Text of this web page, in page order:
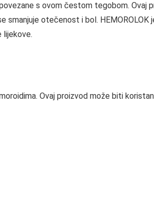
s ovom čestom tegobom. Ovaj
smanjuje otečenost i bol. HEMOROLOK
lijekove.
Ovaj proizvod može biti